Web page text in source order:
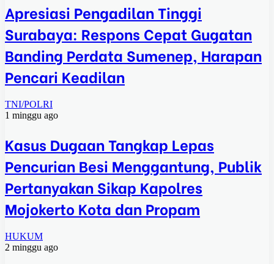
Apresiasi Pengadilan Tinggi
Surabaya: Respons Cepat Gugatan
Banding Perdata Sumenep, Harapan
Pencari Keadilan
TNI/POLRI
1 minggu ago
Kasus Dugaan Tangkap Lepas
Pencurian Besi Menggantung, Publik
Pertanyakan Sikap Kapolres
Mojokerto Kota dan Propam
HUKUM
2 minggu ago